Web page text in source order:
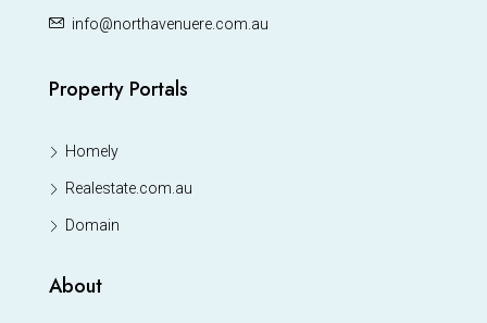
info@northavenuere.com.au
Property Portals
Homely
Realestate.com.au
Domain
About